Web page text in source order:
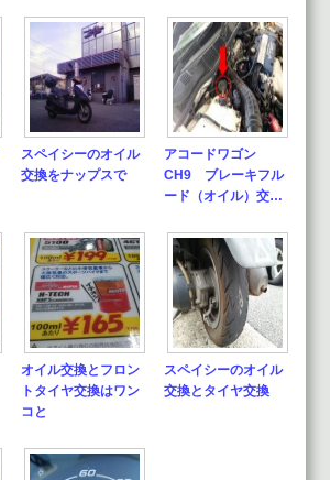
スペイシーのオイル
交換をナップスで
アコードワゴン
CH9 ブレーキフル
ード（オイル）交…
オイル交換とフロン
トタイヤ交換はワン
コと
スペイシーのオイル
交換とタイヤ交換